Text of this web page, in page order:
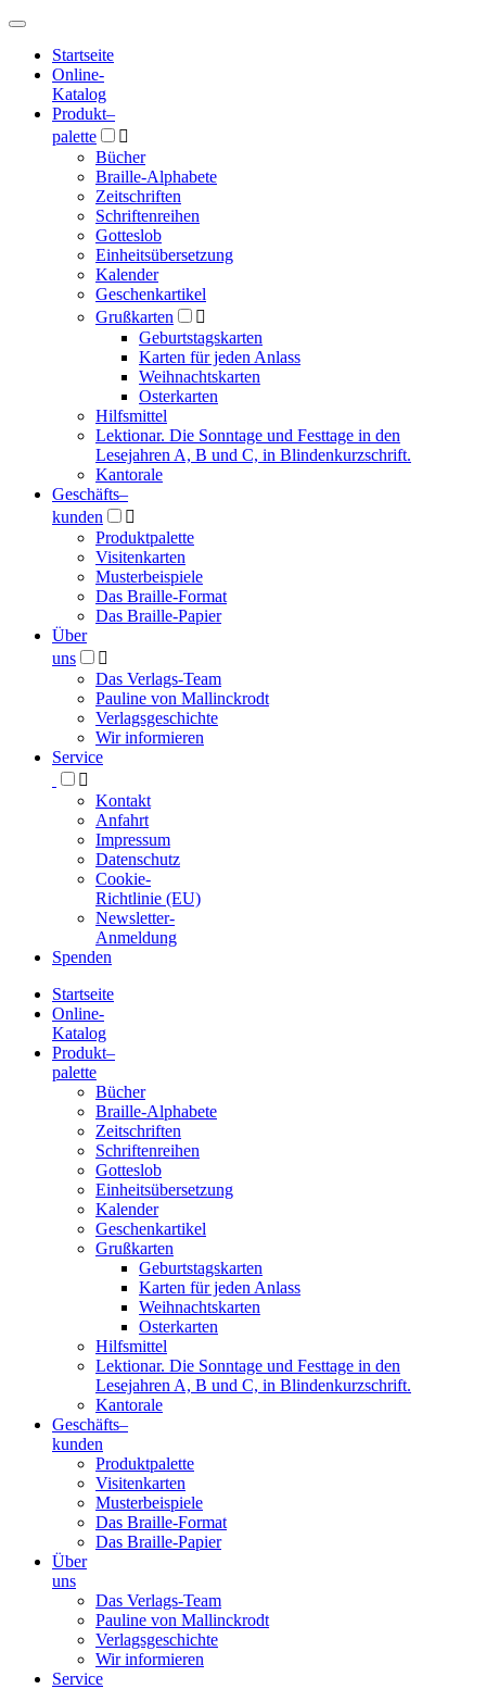
Hauptmenü
Hauptmenü
Startseite
Online-
Katalog
Produkt–
palette

Bücher
Braille-Alphabete
Zeitschriften
Schriftenreihen
Gotteslob
Einheitsübersetzung
Kalender
Geschenkartikel
Grußkarten

Geburtstagskarten
Karten für jeden Anlass
Weihnachtskarten
Osterkarten
Hilfsmittel
Lektionar. Die Sonntage und Festtage in den
Lesejahren A, B und C, in Blindenkurzschrift.
Kantorale
Geschäfts­–
kunden

Produktpalette
Visitenkarten
Musterbeispiele
Das Braille-Format
Das Braille-Papier
Über
uns

Das Verlags-Team
Pauline von Mallinckrodt
Verlagsgeschichte
Wir informieren
Service

Kontakt
Anfahrt
Impressum
Datenschutz
Cookie-
Richtlinie (EU)
Newsletter-
Anmeldung
Spenden
Blindenschrift-
Verlag
Druckerei
gGmbH
Startseite
Online-
Katalog
Produkt–
palette
Bücher
Braille-Alphabete
Zeitschriften
Schriftenreihen
Gotteslob
Einheitsübersetzung
Kalender
Geschenkartikel
Grußkarten
Geburtstagskarten
Karten für jeden Anlass
Weihnachtskarten
Osterkarten
Hilfsmittel
Lektionar. Die Sonntage und Festtage in den
Lesejahren A, B und C, in Blindenkurzschrift.
Kantorale
Geschäfts­–
kunden
Produktpalette
Visitenkarten
Musterbeispiele
Das Braille-Format
Das Braille-Papier
Über
uns
Das Verlags-Team
Pauline von Mallinckrodt
Verlagsgeschichte
Wir informieren
Service